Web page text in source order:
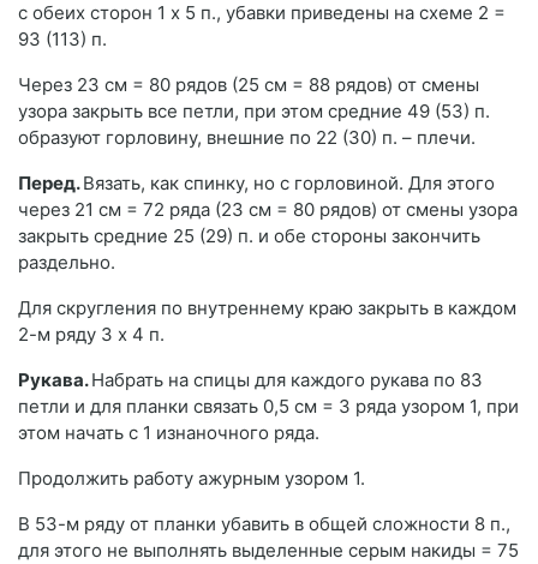
с обеих сторон 1 x 5 п., убавки приведены на схеме 2 =
93 (113) п.
Через 23 см = 80 рядов (25 см = 88 рядов) от смены
узора закрыть все петли, при этом средние 49 (53) п.
образуют горловину, внешние по 22 (30) п. – плечи.
Перед.Вязать, как спинку, но с горловиной. Для этого
через 21 см = 72 ряда (23 см = 80 рядов) от смены узора
закрыть средние 25 (29) п. и обе стороны закончить
раздельно.
Для скругления по внутреннему краю закрыть в каждом
2-м ряду 3 x 4 п.
Рукава.Набрать на спицы для каждого рукава по 83
петли и для планки связать 0,5 см = 3 ряда узором 1, при
этом начать с 1 изнаночного ряда.
Продолжить работу ажурным узором 1.
В 53-м ряду от планки убавить в общей сложности 8 п.,
для этого не выполнять выделенные серым накиды = 75